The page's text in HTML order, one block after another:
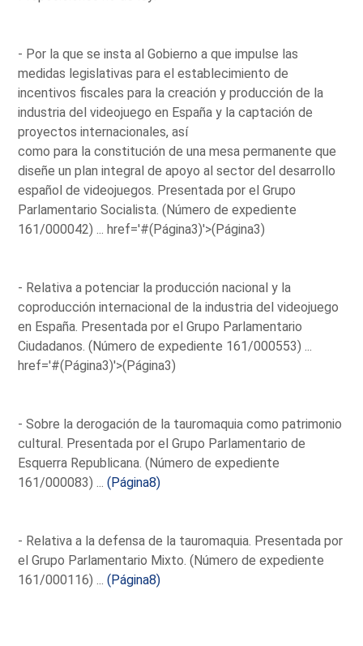
- Por la que se insta al Gobierno a que impulse las
medidas legislativas para el establecimiento de
incentivos fiscales para la creación y producción de la
industria del videojuego en España y la captación de
proyectos internacionales, así
como para la constitución de una mesa permanente que
diseñe un plan integral de apoyo al sector del desarrollo
español de videojuegos. Presentada por el Grupo
Parlamentario Socialista. (Número de expediente
161/000042) ...href='#(Página3)'>(Página3)
- Relativa a potenciar la producción nacional y la
coproducción internacional de la industria del videojuego
en España. Presentada por el Grupo Parlamentario
Ciudadanos. (Número de expediente 161/000553) ...
href='#(Página3)'>(Página3)
- Sobre la derogación de la tauromaquia como patrimonio
cultural. Presentada por el Grupo Parlamentario de
Esquerra Republicana. (Número de expediente
161/000083) ...(Página8)
- Relativa a la defensa de la tauromaquia. Presentada por
el Grupo Parlamentario Mixto. (Número de expediente
161/000116) ...(Página8)